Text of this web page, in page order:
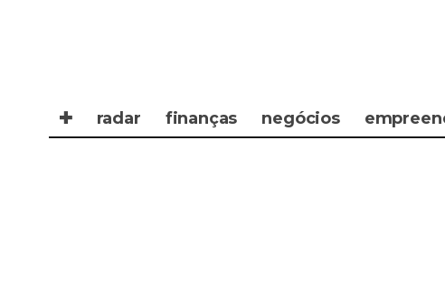
✚ radar finanças negócios